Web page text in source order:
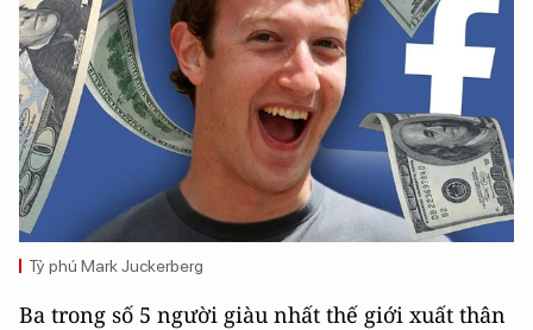
Tỷ phú Mark Juckerberg
Ba trong số 5 người giàu nhất thế giới xuất thân